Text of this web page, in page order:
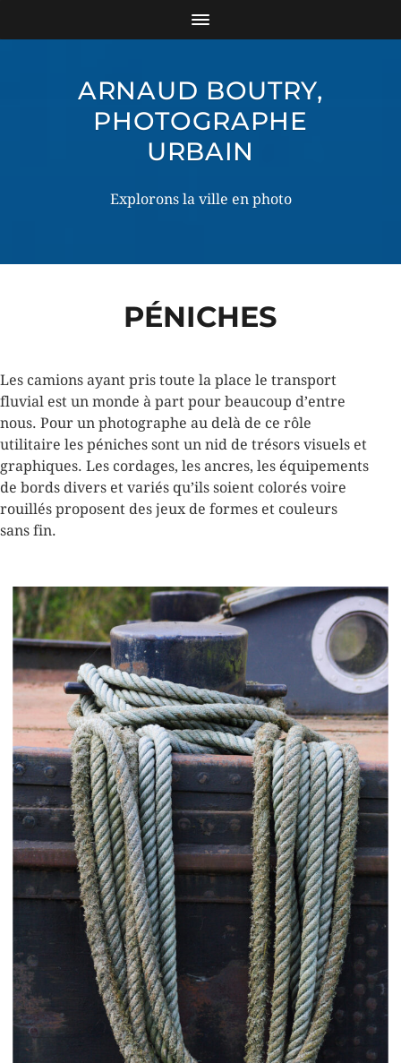
ARNAUD BOUTRY,
PHOTOGRAPHE
URBAIN
Explorons la ville en photo
PÉNICHES
Les camions ayant pris toute la place le transport
fluvial est un monde à part pour beaucoup d’entre
nous. Pour un photographe au delà de ce rôle
utilitaire les péniches sont un nid de trésors visuels et
graphiques. Les cordages, les ancres, les équipements
de bords divers et variés qu’ils soient colorés voire
rouillés proposent des jeux de formes et couleurs
sans fin.